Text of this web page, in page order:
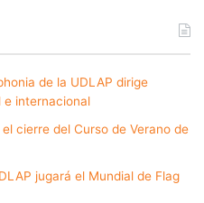
de la UDLAP dirige
e internacional
cierre del Curso de Verano de
jugará el Mundial de Flag